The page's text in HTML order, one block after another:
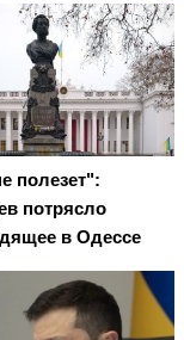
полезет":
потрясло
в Одессе